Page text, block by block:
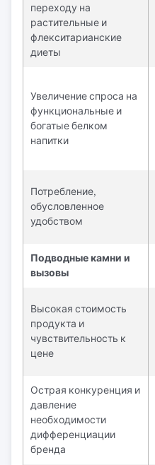
переходу на
растительные и
флекситарианские
диеты
Увеличение спроса на
функциональные и
богатые белком
напитки
Потребление,
обусловленное
удобством
Подводные камни и
вызовы
Высокая стоимость
продукта и
чувствительность к
цене
Острая конкуренция и
давление
необходимости
дифференциации
бренда